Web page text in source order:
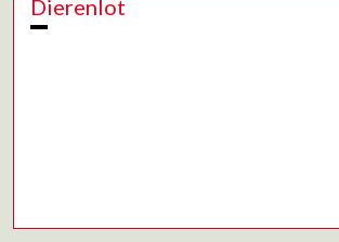
Dierenlot